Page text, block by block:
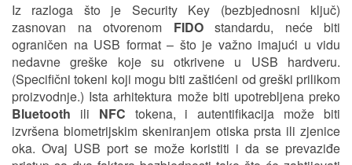
Iz razloga što je Security Key (bezbjednosni ključ)
zasnovan na otvorenom FIDOstandardu, neće biti
ograničen na USB format – što je važno imajući u vidu
nedavne greške koje su otkrivene u USB hardveru.
(Specifični tokeni koji mogu biti zaštićeni od greški prilikom
proizvodnje.) Ista arhitektura može biti upotrebljena preko
Bluetooth ili NFC tokena, i autentifikacija može biti
izvršena biometrijskim skeniranjem otiska prsta ili zjenice
oka. Ovaj USB port se može koristiti i da se prevaziđe